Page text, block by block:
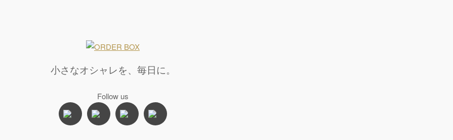
小さなオシャレを、毎日に。
Follow us